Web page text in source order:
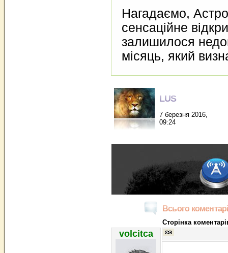
Нагадаємо,
сенсаційне
залишилося
місяць, який
LUS
7 березня 2016,
09:24
Всього
Сторінка
volcitca